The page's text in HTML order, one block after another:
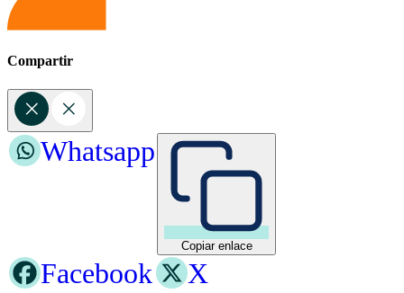
Compartir
Copiar enlace
Whatsapp
Facebook
X